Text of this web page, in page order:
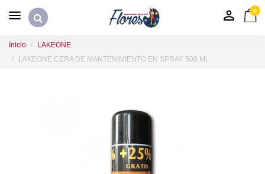
0
Inicio
LAKEONE
LAKEONE CERA DE MANTENIMIENTO EN SPRAY 500 ML